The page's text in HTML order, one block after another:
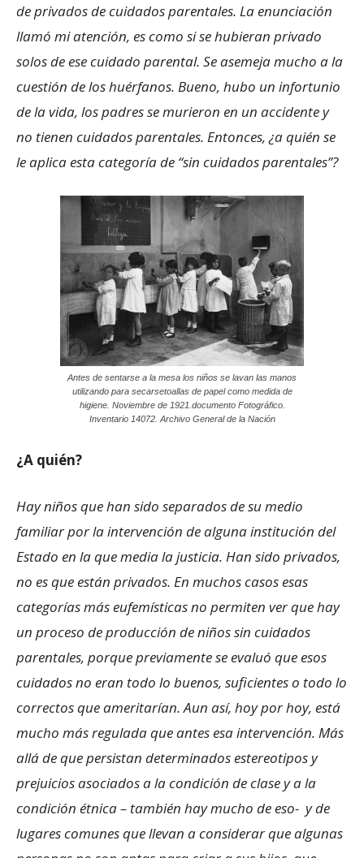
de privados de cuidados parentales. La enunciación
llamó mi atención, es como si se hubieran privado
solos de ese cuidado parental. Se asemeja mucho a la
cuestión de los huérfanos. Bueno, hubo un infortunio
de la vida, los padres se murieron en un accidente y
no tienen cuidados parentales. Entonces, ¿a quién se
le aplica esta categoría de “sin cuidados parentales”?
Antes de sentarse a la mesa los niños se lavan las manos
utilizando para secarsetoallas de papel como medida de
higiene. Noviembre de 1921.documento Fotográfico.
Inventario 14072. Archivo General de la Nación
¿A quién?
Hay niños que han sido separados de su medio
familiar por la intervención de alguna institución del
Estado en la que media la justicia. Han sido privados,
no es que están privados. En muchos casos esas
categorías más eufemísticas no permiten ver que hay
un proceso de producción de niños sin cuidados
parentales, porque previamente se evaluó que esos
cuidados no eran todo lo buenos, suficientes o todo lo
correctos que ameritarían. Aun así, hoy por hoy, está
mucho más regulada que antes esa intervención. Más
allá de que persistan determinados estereotipos y
prejuicios asociados a la condición de clase y a la
condición étnica – también hay mucho de eso- y de
lugares comunes que llevan a considerar que algunas